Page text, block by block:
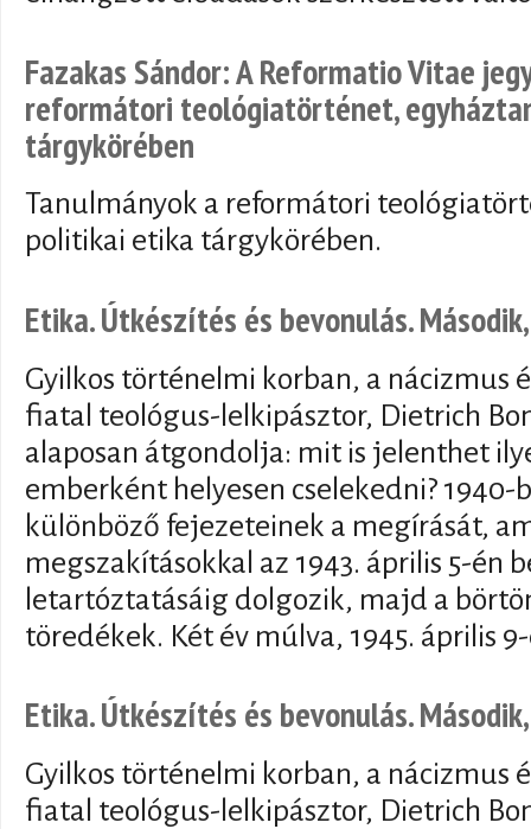
Fazakas Sándor: A Reformatio Vitae
reformátori teológiatörténet,
tárgykörében
Tanulmányok a reformátori
politikai etika tárgykörében.
Etika. Útkészítés és bevonulás.
Gyilkos történelmi korban, a nácizmus
fiatal teológus-lelkipásztor, Dietrich
alaposan átgondolja: mit is jelenthet
emberként helyesen cselekedni? 1940-
különböző fejezeteinek a megírását,
megszakításokkal az 1943. április 5-én
letartóztatásáig dolgozik, majd a
töredékek. Két év múlva, 1945. április
Etika. Útkészítés és bevonulás.
Gyilkos történelmi korban, a nácizmus
fiatal teológus-lelkipásztor, Dietrich